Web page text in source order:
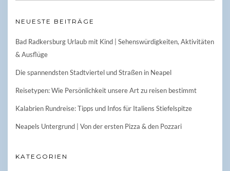
NEUESTE BEITRÄGE
Bad Radkersburg Urlaub mit Kind | Sehenswürdigkeiten, Aktivitäten
& Ausflüge
Die spannendsten Stadtviertel und Straßen in Neapel
Reisetypen: Wie Persönlichkeit unsere Art zu reisen bestimmt
Kalabrien Rundreise: Tipps und Infos für Italiens Stiefelspitze
Neapels Untergrund | Von der ersten Pizza & den Pozzari
KATEGORIEN